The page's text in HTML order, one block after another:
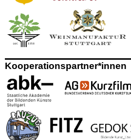
Kooperationspartner*innen